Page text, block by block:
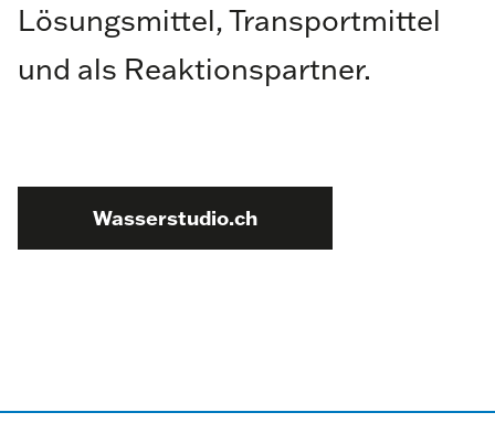
Lösungsmittel, Transportmittel
und als Reaktionspartner.
Wasserstudio.ch